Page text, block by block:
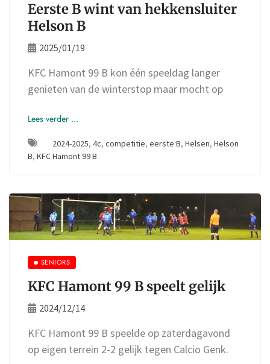
Eerste B wint van hekkensluiter
Helson B
2025/01/19
KFC Hamont 99 B kon één speeldag langer
genieten van de winterstop maar mocht op
Lees verder ...
2024-2025, 4c, competitie, eerste B, Helsen, Helson
B, KFC Hamont 99 B
SENIORS
KFC Hamont 99 B speelt gelijk
2024/12/14
KFC Hamont 99 B speelde op zaterdagavond
op eigen terrein 2-2 gelijk tegen Calcio Genk.